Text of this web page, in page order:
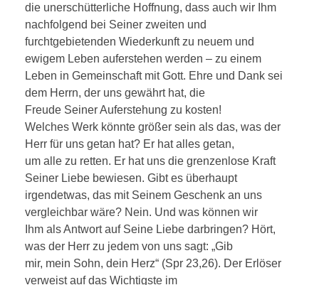
die unerschütterliche Hoffnung, dass auch wir Ihm
nachfolgend bei Seiner zweiten und
furchtgebietenden Wiederkunft zu neuem und
ewigem Leben auferstehen werden – zu einem
Leben in Gemeinschaft mit Gott. Ehre und Dank sei
dem Herrn, der uns gewährt hat, die
Freude Seiner Auferstehung zu kosten!
Welches Werk könnte größer sein als das, was der
Herr für uns getan hat? Er hat alles getan,
um alle zu retten. Er hat uns die grenzenlose Kraft
Seiner Liebe bewiesen. Gibt es überhaupt
irgendetwas, das mit Seinem Geschenk an uns
vergleichbar wäre? Nein. Und was können wir
Ihm als Antwort auf Seine Liebe darbringen? Hört,
was der Herr zu jedem von uns sagt: „Gib
mir, mein Sohn, dein Herz“ (Spr 23,26). Der Erlöser
verweist auf das Wichtigste im